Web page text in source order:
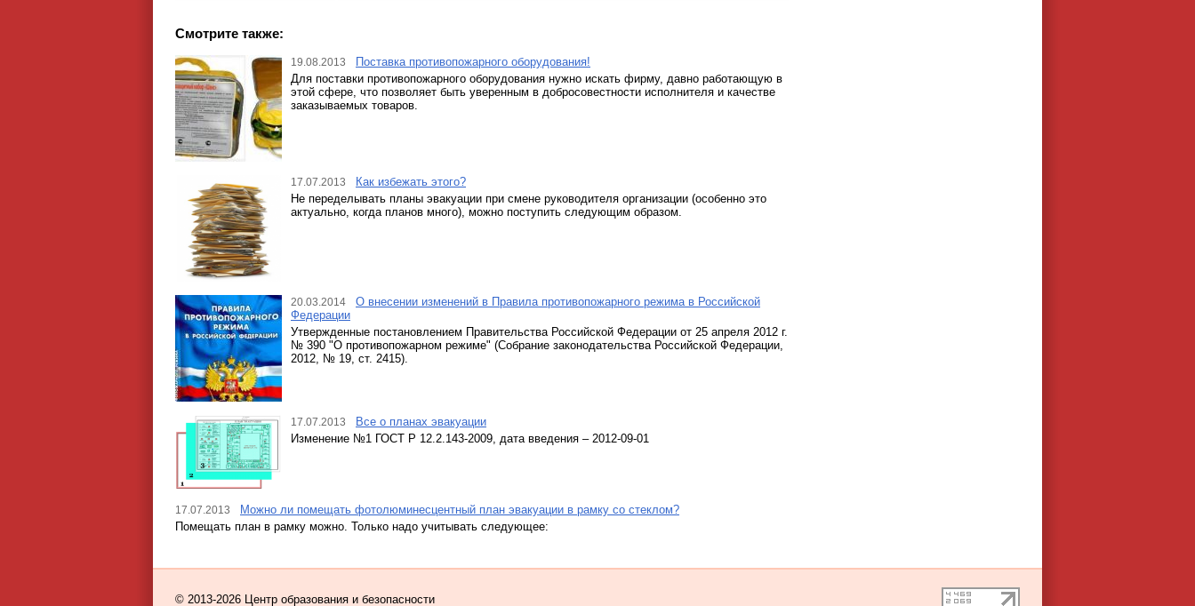
Смотрите также:
19.08.2013
Поставка противопожарного оборудования!
Для поставки противопожарного оборудования нужно искать фирму, давно работающую в
этой сфере, что позволяет быть уверенным в добросовестности исполнителя и качестве
заказываемых товаров.
17.07.2013
Как избежать этого?
Не переделывать планы эвакуации при смене руководителя организации (особенно это
актуально, когда планов много), можно поступить следующим образом.
20.03.2014
О внесении изменений в Правила противопожарного режима в Российской
Федерации
Утвержденные постановлением Правительства Российской Федерации от 25 апреля 2012 г.
№ 390 "О противопожарном режиме" (Собрание законодательства Российской Федерации,
2012, № 19, ст. 2415).
17.07.2013
Все о планах эвакуации
Изменение №1 ГОСТ Р 12.2.143-2009, дата введения – 2012-09-01
17.07.2013
Можно ли помещать фотолюминесцентный план эвакуации в рамку со стеклом?
Помещать план в рамку можно. Только надо учитывать следующее:
© 2013-2026 Центр образования и безопасности